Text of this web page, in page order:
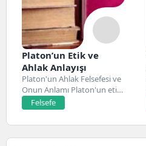
Platon’un Etik ve
Ahlak Anlayışı
Platon'un Ahlak Felsefesi ve
Onun Anlamı Platon'un etik
ve ahlak...
Felsefe